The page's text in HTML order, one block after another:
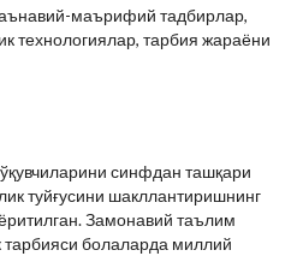
маърифий тадбирлар,
технологиялар, тарбия жараёни
синфдан ташқари
туйғусини шакллантиришнинг
Замонавий таълим
болаларда миллий